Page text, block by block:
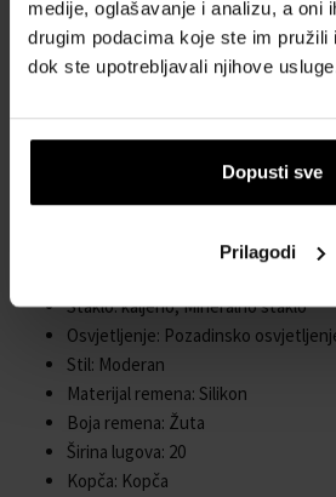
medije, oglašavanje i analizu, a oni
drugim podacima koje ste im pružili
dok ste upotrebljavali njihove
Dopusti sve
Prilagodi
Otpornost na vodu: IP68
Prsten: Fiksni
Površinska obrada: Mat
Oblik kućišta: Pravokutnik
Donji dio kućišta: Plastično dno,
Staklo: kaljeno, Mineralno staklo
Osvjetljenje: Pozadinsko
Stil: Moderan
Materijal remena: Silikon
Boja remena: Žuta
Širina lugova: 20
Kopča: Kopča